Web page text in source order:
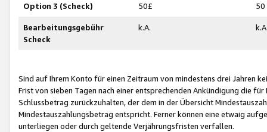
Option 3 (Scheck) 50£ 50
Bearbeitungsgebühr
Scheck
k.A.
Sind auf Ihrem Konto für einen Zeitraum von mindestens drei Jahren
Frist von sieben Tagen nach einer entsprechenden Ankündigung die
Schlussbetrag zurückzuhalten, der dem in der Übersicht
Mindestauszahlungsbetrag entspricht. Ferner können eine etwaig
unterliegen oder durch geltende Verjährungsfristen verfallen.